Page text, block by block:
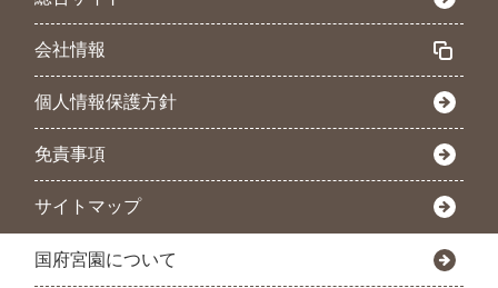
会社情報
個人情報保護方針
免責事項
サイトマップ
国府宮園について